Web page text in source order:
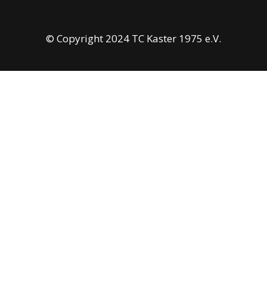
© Copyright 2024 TC Kaster 1975 e.V.